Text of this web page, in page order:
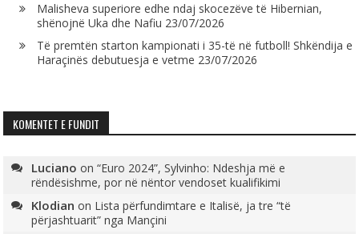
Malisheva superiore edhe ndaj skocezëve të Hibernian,
shënojnë Uka dhe Nafiu 23/07/2026
Të premtën starton kampionati i 35-të në futboll! Shkëndija e
Haraçinës debutuesja e vetme 23/07/2026
KOMENTET E FUNDIT
Luciano on“Euro 2024”, Sylvinho: Ndeshja më e
rëndësishme, por në nëntor vendoset kualifikimi
Klodian on Lista përfundimtare e Italisë, ja tre “të
përjashtuarit” nga Mançini